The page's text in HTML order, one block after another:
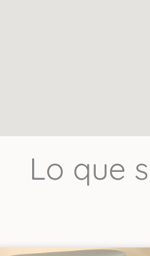
Lo que